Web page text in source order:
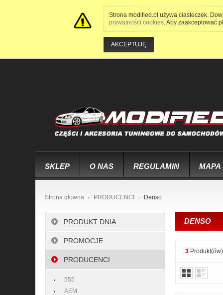
Strona modified.pl używa ciasteczek.
prywatności cookies. Aby zaakceptować
AKCEPTUJĘ
SKLEP O NAS REGULAMIN MAPA
Strona głowna PRODUCENCI Denso
DENSO
3 Produkt(ów)
PRODUKT DNIA
PROMOCJE
PRODUCENCI
555
AEM